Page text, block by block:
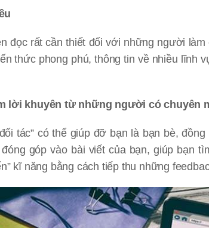
đọc rất cần thiết đối với những người
thức phong phú, thông tin về nhiều lĩnh
lời khuyên từ những người có chuyên
tác” có thể giúp đỡ bạn là bạn bè,
góp vào bài viết của bạn, giúp bạn
kĩ năng bằng cách tiếp thu những